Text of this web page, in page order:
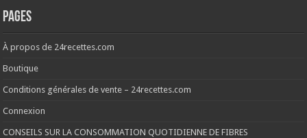
Pages
À propos de 24recettes.com
Boutique
Conditions générales de vente – 24recettes.com
Connexion
CONSEILS SUR LA CONSOMMATION QUOTIDIENNE DE FIBRES